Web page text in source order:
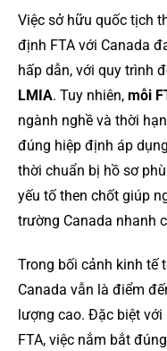
Việc sở hữu quốc tịch
định FTA với Canada
hấp dẫn, với quy trình
LMIA. Tuy nhiên, mỗi
ngành nghề và thời
đúng hiệp định áp
thời chuẩn bị hồ sơ
yếu tố then chốt giúp
trường Canada nhanh
Trong bối cảnh kinh tế
Canada vẫn là điểm
lượng cao. Đặc biệt
FTA, việc nắm bắt